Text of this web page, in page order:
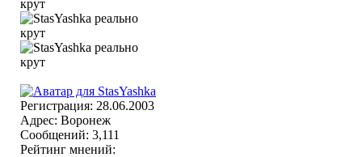
Регистрация: 28.06.2003
Адрес: Воронеж
Сообщений: 3,111
Рейтинг мнений: